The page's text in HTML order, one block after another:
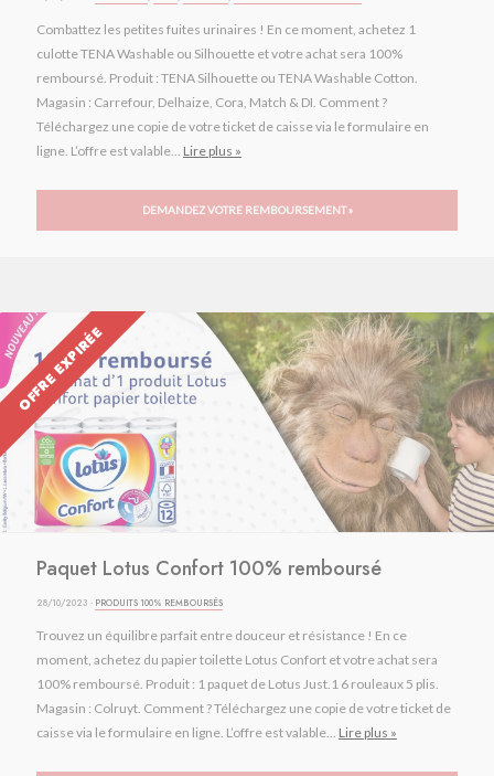
Combattez les petites fuites urinaires ! En ce moment, achetez 1
culotte TENA Washable ou Silhouette et votre achat sera 100%
remboursé. Produit : TENA Silhouette ou TENA Washable Cotton.
Magasin : Carrefour, Delhaize, Cora, Match & DI. Comment ?
Téléchargez une copie de votre ticket de caisse via le formulaire en
ligne. L’offre est valable... Lire plus »
DEMANDEZ VOTRE REMBOURSEMENT »
OFFRE EXPIRÉE
Paquet Lotus Confort 100% remboursé
28/10/2023 · PRODUITS 100% REMBOURSÉS
Trouvez un équilibre parfait entre douceur et résistance ! En ce
moment, achetez du papier toilette Lotus Confort et votre achat sera
100% remboursé. Produit : 1 paquet de Lotus Just.1 6 rouleaux 5 plis.
Magasin : Colruyt. Comment ? Téléchargez une copie de votre ticket de
caisse via le formulaire en ligne. L’offre est valable... Lire plus »